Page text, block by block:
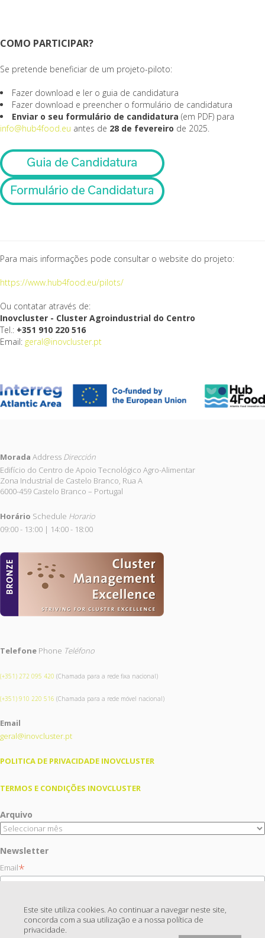
Este site utiliza cookies. Ao continuar a navegar neste site,
concorda com a sua utilização e a nossa política de
privacidade.
COMO PARTICIPAR?
Se pretende beneficiar de um projeto-piloto:
Fazer download e ler o guia de candidatura
Fazer download e preencher o formulário de candidatura
Enviar o seu formulário de candidatura (em PDF) para
info@hub4food.eu antes de 28 de fevereiro de 2025.
Para mais informações pode consultar o website do projeto:
https://www.hub4food.eu/pilots/
Ou contatar através de:
Inovcluster - Cluster Agroindustrial do Centro
Tel.: +351 910 220 516
Email: geral@inovcluster.pt
Morada Address Dirección
Edifício do Centro de Apoio Tecnológico Agro-Alimentar
Zona Industrial de Castelo Branco, Rua A
6000-459 Castelo Branco – Portugal
Horário Schedule Horario
09:00 - 13:00 | 14:00 - 18:00
Telefone Phone Teléfono
(+351) 272 095 420 (Chamada para a rede fixa nacional)
(+351) 910 220 516 (Chamada para a rede móvel nacional)
Email
geral@inovcluster.pt
POLITICA DE PRIVACIDADE INOVCLUSTER
TERMOS E CONDIÇÕES INOVCLUSTER
Arquivo
Newsletter
Email*